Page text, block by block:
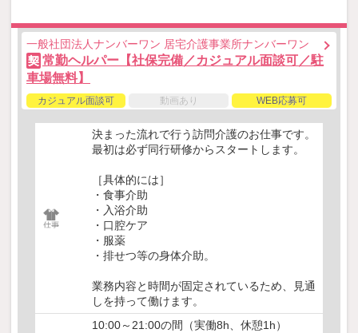
一般社団法人ナンバーワン 居宅介護事業所ナンバーワン
契 常勤ヘルパー【社保完備／カジュアル面談可／駐
車場無料】
カジュアル面談可 動画あり WEB応募可
決まった流れで行う訪問介護のお仕事です。
最初は必ず同行研修からスタートします。
［具体的には］
・食事介助
・入浴介助
・口腔ケア
・服薬
・排せつ等の身体介助。
業務内容と時間が固定されているため、見通
しを持って働けます。
10:00～21:00の間（実働8h、休憩1h）